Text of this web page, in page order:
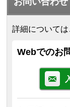
詳細については
Webでのお